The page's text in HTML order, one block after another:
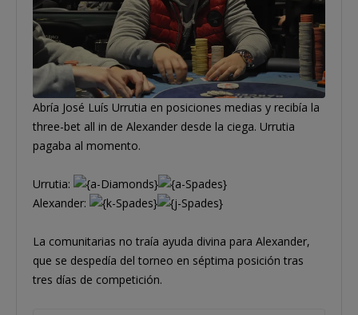
Abría José Luís Urrutia en posiciones medias y recibía la
three-bet all in de Alexander desde la ciega. Urrutia
pagaba al momento.
Urrutia:
Alexander:
La comunitarias no traía ayuda divina para Alexander,
que se despedía del torneo en séptima posición tras
tres días de competición.